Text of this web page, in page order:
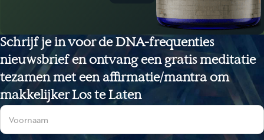
Schrijf je in voor de DNA-frequenties
nieuwsbrief en ontvang een gratis meditatie
tezamen met een affirmatie/mantra om
makkelijker Los te Laten
Sectie